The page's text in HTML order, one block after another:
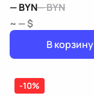
—BYN—BYN
~ — $
В корзину
-10%